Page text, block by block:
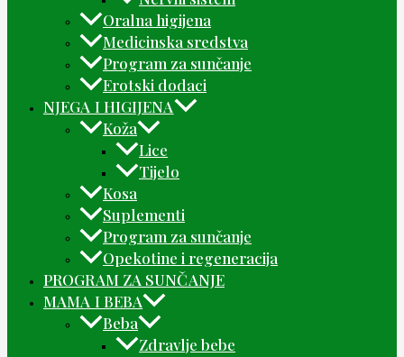
Oralna higijena
Medicinska sredstva
Program za sunčanje
Erotski dodaci
NJEGA I HIGIJENA
Koža
Lice
Tijelo
Kosa
Suplementi
Program za sunčanje
Opekotine i regeneracija
PROGRAM ZA SUNČANJE
MAMA I BEBA
Beba
Zdravlje bebe